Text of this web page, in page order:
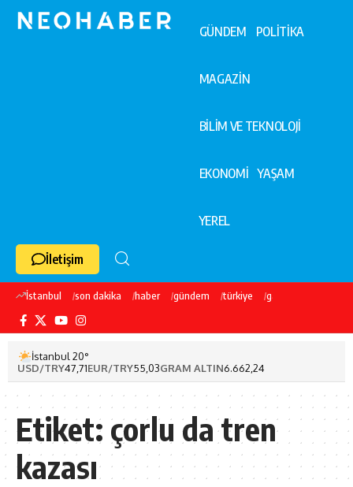
GÜNDEM POLİTİKA
MAGAZİN
BİLİM VE TEKNOLOJİ
EKONOMİ YAŞAM
YEREL
İletişim
İstanbul son dakika haber gündem türkiye galatasaray
İstanbul 20°
USD/TRY47,71EUR/TRY55,03GRAM ALTIN6.662,24
Etiket: çorlu da tren
kazası